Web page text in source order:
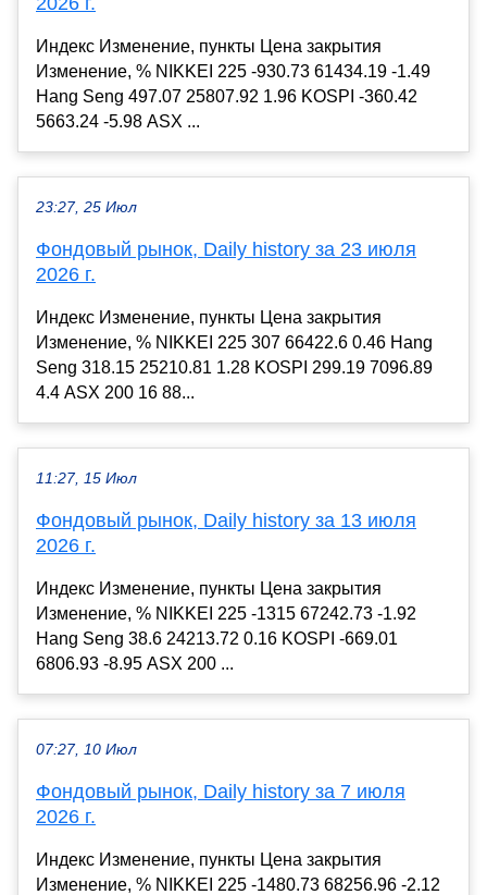
Индекс Изменение, пункты Цена закрытия
Изменение, % NIKKEI 225 -930.73 61434.19 -1.49
Hang Seng 497.07 25807.92 1.96 KOSPI -360.42
5663.24 -5.98 ASX ...
23:27, 25 Июл
Фондовый рынок, Daily history за 23 июля
2026 г.
Индекс Изменение, пункты Цена закрытия
Изменение, % NIKKEI 225 307 66422.6 0.46 Hang
Seng 318.15 25210.81 1.28 KOSPI 299.19 7096.89
4.4 ASX 200 16 88...
11:27, 15 Июл
Фондовый рынок, Daily history за 13 июля
2026 г.
Индекс Изменение, пункты Цена закрытия
Изменение, % NIKKEI 225 -1315 67242.73 -1.92
Hang Seng 38.6 24213.72 0.16 KOSPI -669.01
6806.93 -8.95 ASX 200 ...
07:27, 10 Июл
Фондовый рынок, Daily history за 7 июля
2026 г.
Индекс Изменение, пункты Цена закрытия
Изменение, % NIKKEI 225 -1480.73 68256.96 -2.12